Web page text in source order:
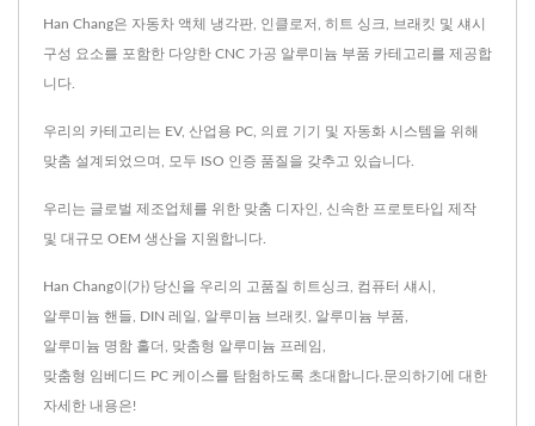
Han Chang은 자동차 액체 냉각판, 인클로저, 히트 싱크, 브래킷 및 섀시
구성 요소를 포함한 다양한 CNC 가공 알루미늄 부품 카테고리를 제공합
니다.
우리의 카테고리는 EV, 산업용 PC, 의료 기기 및 자동화 시스템을 위해
맞춤 설계되었으며, 모두 ISO 인증 품질을 갖추고 있습니다.
우리는 글로벌 제조업체를 위한 맞춤 디자인, 신속한 프로토타입 제작
및 대규모 OEM 생산을 지원합니다.
Han Chang이(가) 당신을 우리의 고품질 히트싱크 컴퓨터 섀시
알루미늄 핸들 DIN 레일 알루미늄 브래킷 알루미늄 부품
알루미늄 명함 홀더 맞춤형 알루미늄 프레임
맞춤형 임베디드 PC 케이스를 탐험하도록 초대합니다. 문의하기 에 대한
자세한 내용은!